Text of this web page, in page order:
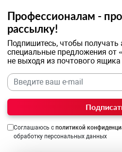
Профессионалам -
рассылку!
Подпишитесь, чтобы получать
специальные предложения от
не выходя из почтового ящика
Соглашаюсь с политикой
обработку персональных данных